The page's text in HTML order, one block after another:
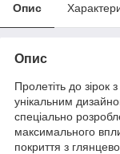
Опис
Опис
Пролетіть до
унікальним
спеціально
максимального
покриття з